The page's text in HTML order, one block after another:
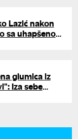
Lazić nakon
sa uhapšenom
glumica iz
Iza sebe